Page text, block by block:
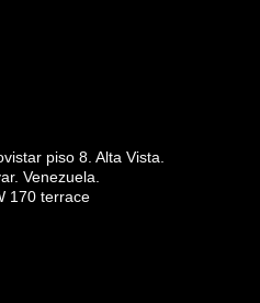
piso 8. Alta Vista.
Venezuela.
170 terrace